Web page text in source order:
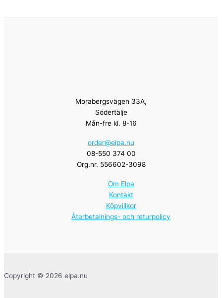
Morabergsvägen 33A,
Södertälje
Mån-fre kl. 8-16
order@elpa.nu
08-550 374 00
Org.nr. 556602-3098
Om Elpa
Kontakt
Köpvillkor
Återbetalnings- och returpolicy
Copyright © 2026 elpa.nu